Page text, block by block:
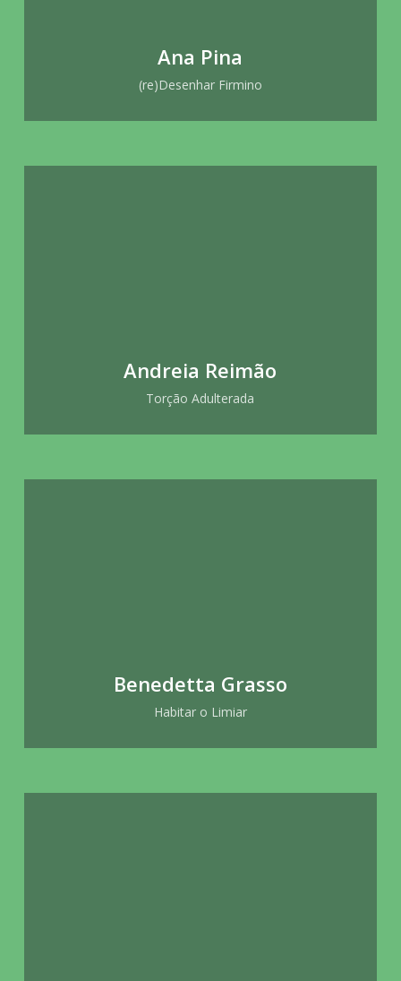
Ana Pina
(re)Desenhar Firmino
Andreia Reimão
Torção Adulterada
Benedetta Grasso
Habitar o Limiar